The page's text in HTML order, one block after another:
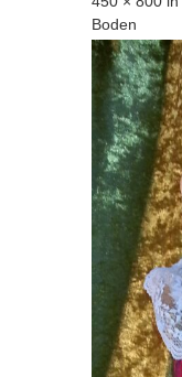
Boden